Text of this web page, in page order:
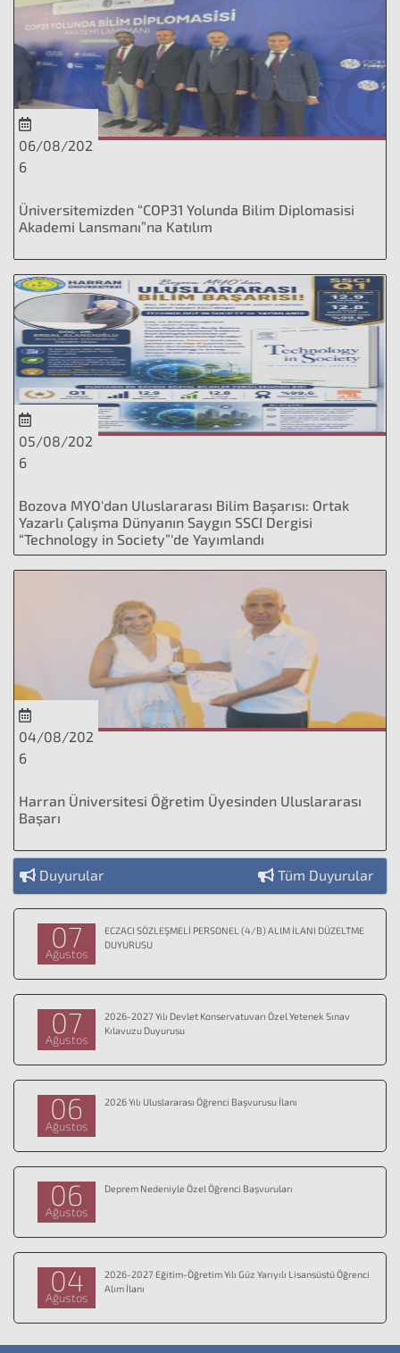
06/08/202
6
Üniversitemizden “COP31 Yolunda Bilim Diplomasisi
Akademi Lansmanı”na Katılım
05/08/202
6
Bozova MYO'dan Uluslararası Bilim Başarısı: Ortak
Yazarlı Çalışma Dünyanın Saygın SSCI Dergisi
“Technology in Society”'de Yayımlandı
04/08/202
6
Harran Üniversitesi Öğretim Üyesinden Uluslararası
Başarı
Duyurular Tüm Duyurular
07
Ağustos
ECZACI SÖZLEŞMELİ PERSONEL (4/B) ALIM İLANI DÜZELTME
DUYURUSU
07
Ağustos
2026-2027 Yılı Devlet Konservatuvarı Özel Yetenek Sınav
Kılavuzu Duyurusu
06
Ağustos
2026 Yılı Uluslararası Öğrenci Başvurusu İlanı
06
Ağustos
Deprem Nedeniyle Özel Öğrenci Başvuruları
04
Ağustos
2026-2027 Eğitim-Öğretim Yılı Güz Yarıyılı Lisansüstü Öğrenci
Alım İlanı